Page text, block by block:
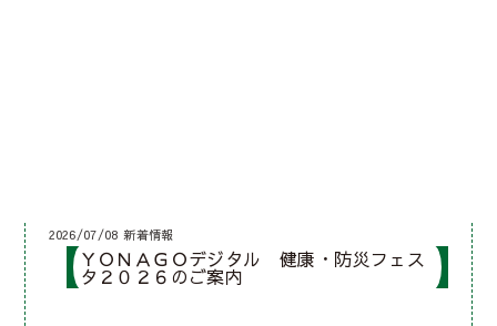
2026/07/08 新着情報
ＹＯＮＡＧＯデジタル 健康・防災フェス
タ２０２６のご案内